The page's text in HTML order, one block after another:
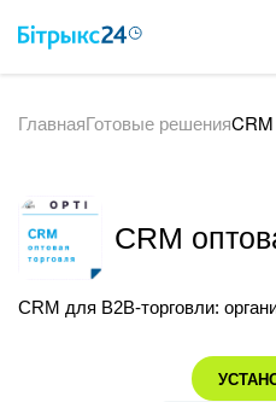
ВОЗМОЖНОСТИ
ИНТЕГРАЦИИ
ГлавнаяГотовые решенияCRM
CRM
CRM для B2B-торговли: